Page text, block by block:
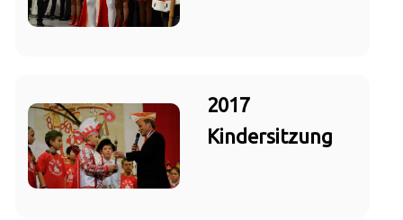
2017
Kindersitzung